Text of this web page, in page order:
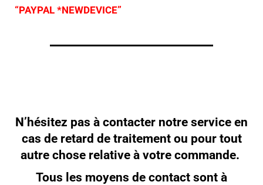
“PAYPAL *NEWDEVICE”
N’hésitez pas à contacter notre service en
cas de retard de traitement ou pour tout
autre chose relative à votre commande.
Tous les moyens de contact sont à